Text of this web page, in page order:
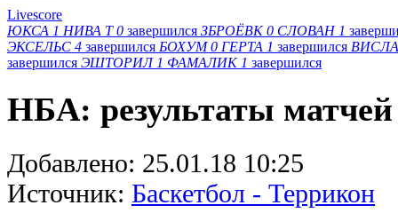
Livescore
ЮКСА 1 НИВА Т 0 завершился ЗБРОЁВК 0 СЛОВАН 1
ЭКСЕЛЬС 4 завершился БОХУМ 0 ГЕРТА 1 завершился
завершился ЭШТОРИЛ 1 ФАМАЛИК 1 завершился
НБА: результаты
Добавлено: 25.01.18 10:25
Источник: Баскетбол - Террикон